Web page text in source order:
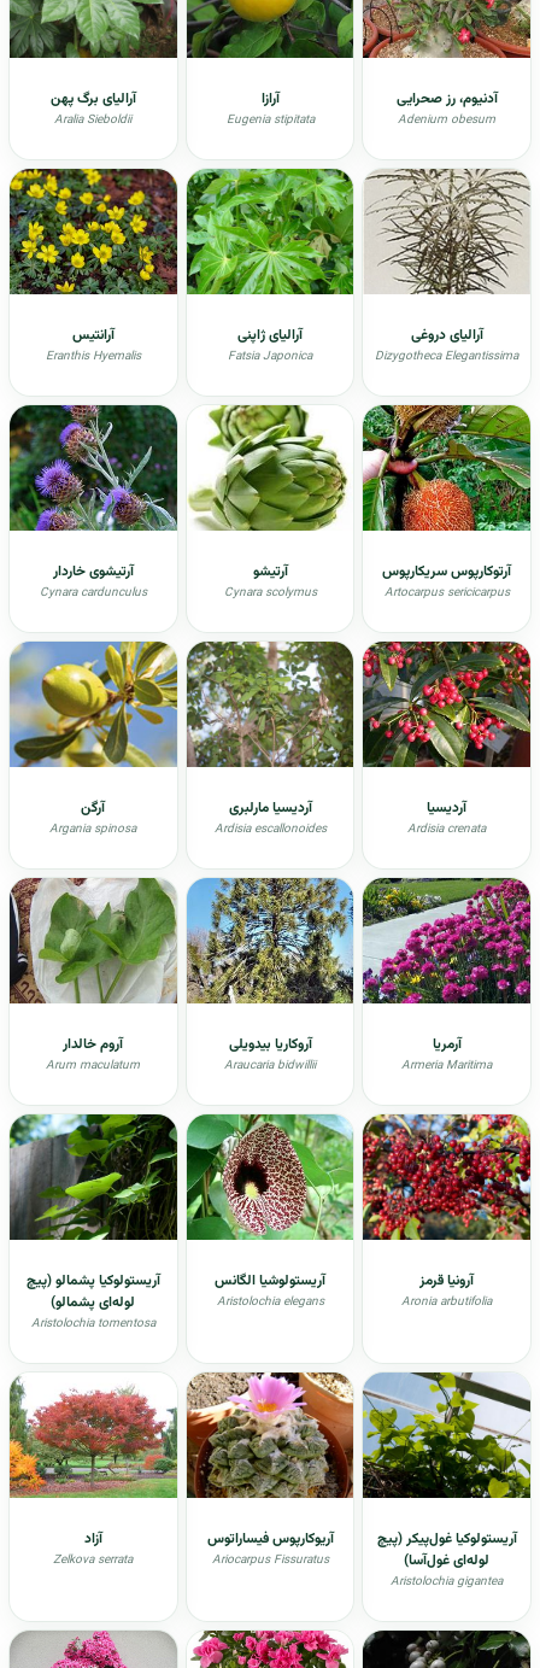
آدنیوم، رز صحرایی
Adenium obesum
آرازا
Eugenia stipitata
آرالیای برگ پهن
Aralia Sieboldii
آرالیای دروغی
Dizygotheca Elegantissima
آرالیای ژاپنی
Fatsia Japonica
آرانتیس
Eranthis Hyemalis
آرتوکارپوس سریکارپوس
Artocarpus sericicarpus
آرتیشو
Cynara scolymus
آرتیشوی خاردار
Cynara cardunculus
آردیسیا
Ardisia crenata
آردیسیا مارلبری
Ardisia escallonoides
آرگن
Argania spinosa
آرمریا
Armeria Maritima
آروکاریا بیدویلی
Araucaria bidwillii
آروم خالدار
Arum maculatum
آرونیا قرمز
Aronia arbutifolia
آریستولوشیا الگانس
Aristolochia elegans
آریستولوکیا پشمالو (پیچ
لوله‌ای پشمالو)
Aristolochia tomentosa
آریستولوکیا غول‌پیکر (پیچ
لوله‌ای غول‌آسا)
Aristolochia gigantea
آريوكارپوس فیساراتوس
Ariocarpus Fissuratus
آزاد
Zelkova serrata